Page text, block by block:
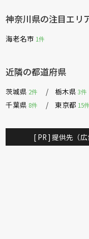
神奈川県の注目エリ
海老名市 1件
近隣の都道府県
茨城県 2件 栃木県3件
千葉県 8件 東京都 15件
[ PR ] 提供先（